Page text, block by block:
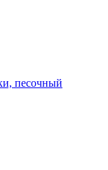
песочный